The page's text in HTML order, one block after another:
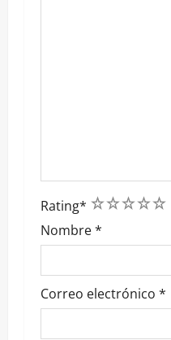
Rating* 5
4
3
2
1
Nombre*
Correo electrónico *